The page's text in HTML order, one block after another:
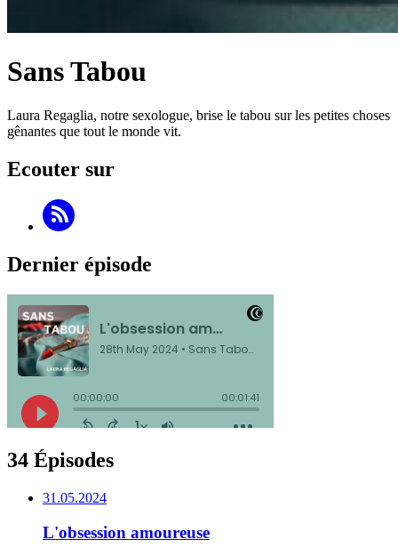
Sans Tabou
Laura Regaglia, notre sexologue, brise le tabou sur les petites choses
gênantes que tout le monde vit.
Ecouter sur
Dernier épisode
34 Épisodes
31.05.2024
L'obsession amoureuse